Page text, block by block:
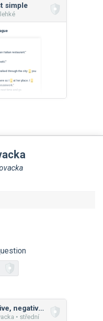
simple
Verb to be: positive, negative, question
• střední